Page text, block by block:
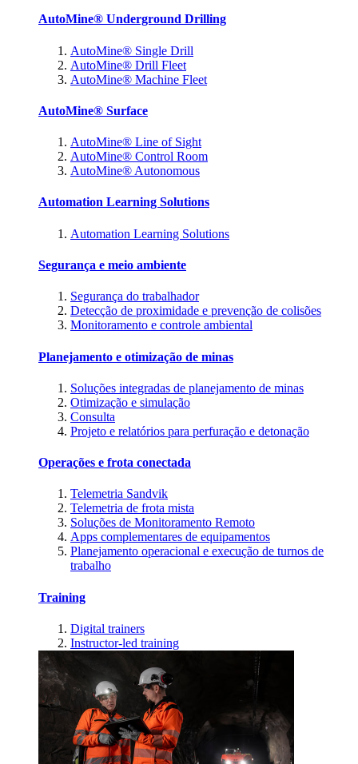
AutoMine® Underground Drilling
AutoMine® Single Drill
AutoMine® Drill Fleet
AutoMine® Machine Fleet
AutoMine® Surface
AutoMine® Line of Sight
AutoMine® Control Room
AutoMine® Autonomous
Automation Learning Solutions
Automation Learning Solutions
Segurança e meio ambiente
Segurança do trabalhador
Detecção de proximidade e prevenção de colisões
Monitoramento e controle ambiental
Planejamento e otimização de minas
Soluções integradas de planejamento de minas
Otimização e simulação
Consulta
Projeto e relatórios para perfuração e detonação
Operações e frota conectada
Telemetria Sandvik
Telemetria de frota mista
Soluções de Monitoramento Remoto
Apps complementares de equipamentos
Planejamento operacional e execução de turnos de
trabalho
Training
Digital trainers
Instructor-led training